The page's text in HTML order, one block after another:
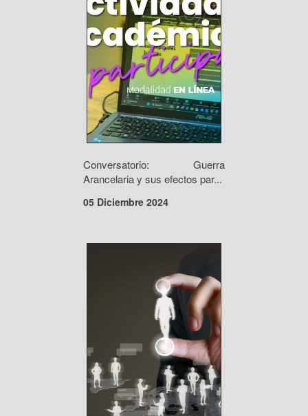
Conversatorio: Guerra
Arancelaria y sus efectos par...
05 Diciembre 2024